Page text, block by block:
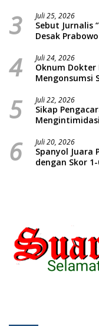
3 Juli 25, 2026
Sebut Jurnalis
Desak
4 Juli 24, 2026
Oknum Dokter
Mengonsumsi
5 Juli 22, 2026
Sikap
6 Juli 20, 2026
Spanyol Juara
dengan Skor